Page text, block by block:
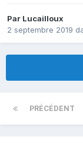
Par Lucailloux
2 septembre 2019
PRÉCÉDENT